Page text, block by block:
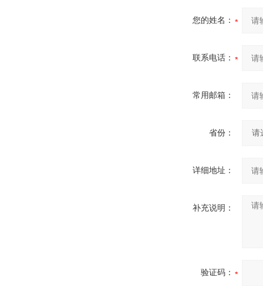
您的姓名：
联系电话：
常用邮箱：
省份：
详细地址：
补充说明：
验证码：